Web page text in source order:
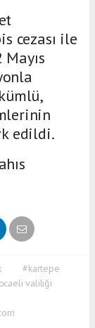
cezası ile
edildi.
#kartepe
valiliği